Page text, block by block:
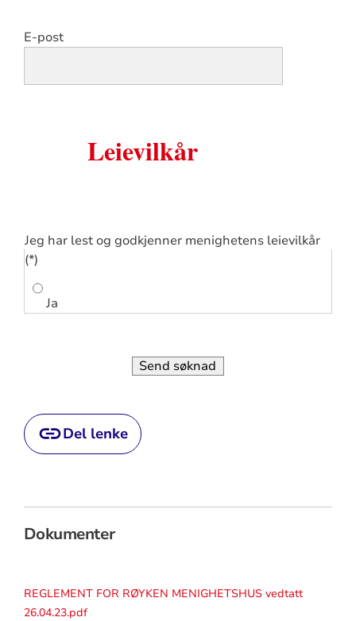
E-post
Leievilkår
Jeg har lest og godkjenner menighetens leievilkår
Ja
Send søknad
Del lenke
Dokumenter
REGLEMENT FOR RØYKEN MENIGHETSHUS vedtatt
26.04.23.pdf